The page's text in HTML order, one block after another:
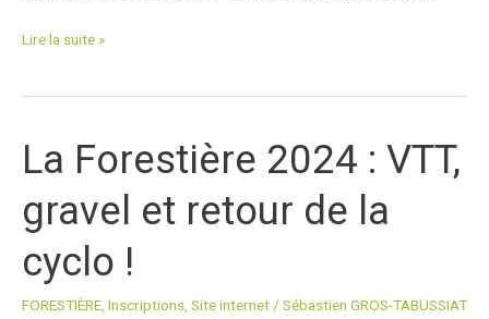
Lire la suite »
La Forestière 2024 : VTT,
gravel et retour de la
cyclo !​
FORESTIÈRE Inscriptions Site internet / Sébastien GROS-TABUSSIAT
La
Forestière
2024
VTT,
gravel
et